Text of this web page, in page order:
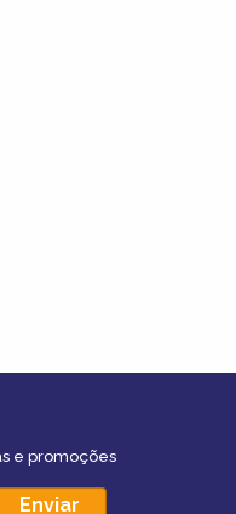
e promoções